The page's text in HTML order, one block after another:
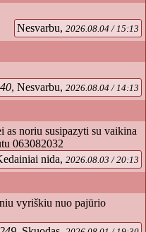
Nesvarbu, 2026.08.04 / 15:13
, Nesvarbu, 2026.08.04 / 14:13
as noriu susipazyti su vaikina
063082032
nida, 2026.08.03 / 20:13
vyriškiu nuo pajūrio